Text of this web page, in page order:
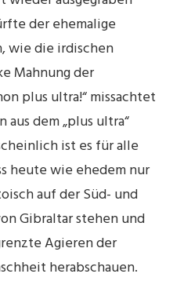
der ehemalige
wie die irdischen
Mahnung der
plus ultra!“ missachtet
aus dem „plus ultra“
ist es für alle
heute wie ehedem nur
auf der Süd- und
Gibraltar stehen und
Agieren der
herabschauen.